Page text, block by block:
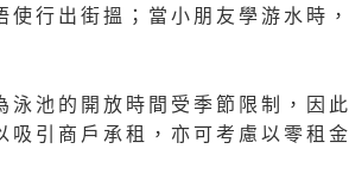
行出街搵；當小朋友學游水時，
泳池的開放時間受季節限制，因此
引商戶承租，亦可考慮以零租金